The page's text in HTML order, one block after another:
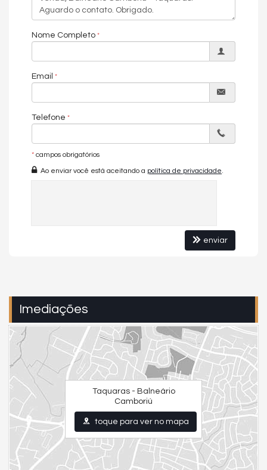
Nome Completo
Email
Telefone
* campos obrigatórios
Ao enviar você está aceitando a política de privacidade
enviar
Imediações
Taquaras - Balneário
Camboriú
toque para ver no mapa